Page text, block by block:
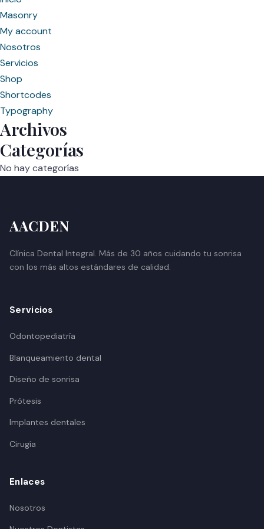
Masonry
My account
Nosotros
Servicios
Shop
Shortcodes
Typography
Archivos
Categorías
No hay categorías
AACDEN
Clínica Dental Integral. Más de 30 años cuidando tu sonrisa
con los más altos estándares de calidad.
Servicios
Odontopediatría
Blanqueamiento dental
Diseño de sonrisa
Prótesis
Implantes dentales
Cirugía
Enlaces
Nosotros